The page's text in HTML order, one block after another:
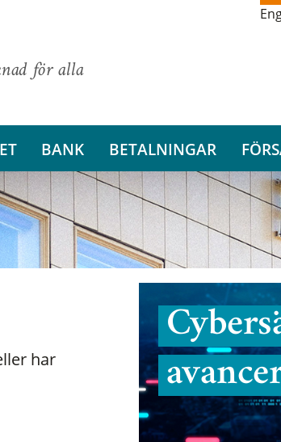
för alla
BANK BETALNINGAR
har